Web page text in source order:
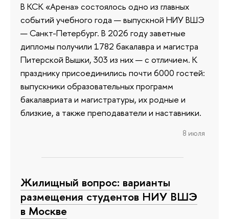
В КСК «Арена» состоялось одно из главных
событий учебного года — выпускной НИУ ВШЭ
— Санкт-Петербург. В 2026 году заветные
дипломы получили 1782 бакалавра и магистра
Питерской Вышки, 303 из них — с отличием. К
празднику присоединились почти 6000 гостей:
выпускники образовательных программ
бакалавриата и магистратуры, их родные и
близкие, а также преподаватели и наставники.
8 июля
Жилищный вопрос: варианты
размещения студентов НИУ ВШЭ
в Москве